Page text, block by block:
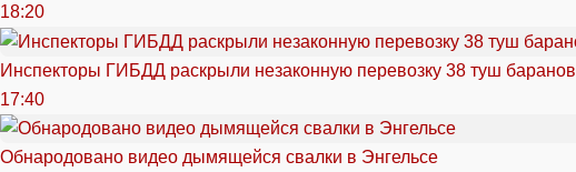
18:20
Инспекторы ГИБДД раскрыли незаконную перевозку 38 туш баранов
17:40
Обнародовано видео дымящейся свалки в Энгельсе